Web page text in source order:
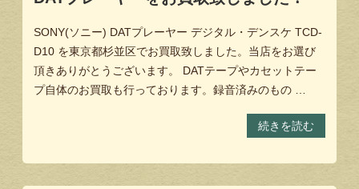
SONY(ソニー) DATプレーヤー デジタル・デンスケ TCD-
D10 を東京都杉並区でお買取致しました。当店をお選び
頂きありがとうございます。 DATテープやカセットテー
プ自体のお買取も行っております。録音済みのもの …
続きを読む